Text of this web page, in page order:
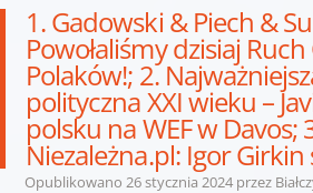
1. Gadowski & Piech &
Powołaliśmy dzisiaj
Polaków!; 2.
polityczna XXI wieku –
polsku na WEF w Davos;
Niezależna.pl: Igor Girkin
Opublikowano 26 stycznia 2024przez